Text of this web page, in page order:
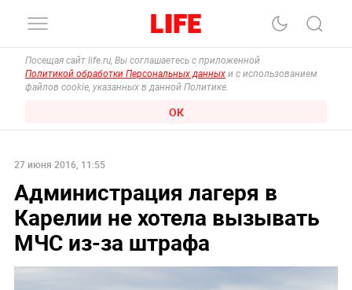
Посещая сайт life.ru, Вы соглашаетесь с приложенной
Политикой обработки Персональных данных и с использованием
файлов cookie, указанных в данной Политике.
ОК
27 июня 2016, 11:55
Администрация лагеря в
Карелии не хотела вызывать
МЧС из-за штрафа